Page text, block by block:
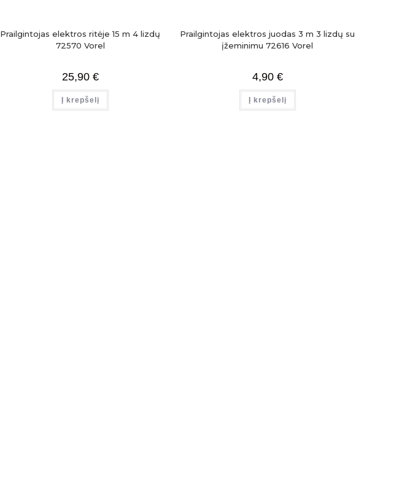
Prailgintojas elektros ritėje 15 m 4 lizdų
72570 Vorel
25,90 €
Į krepšelį
Prailgintojas elektros juodas 3 m 3 lizdų su
įžeminimu 72616 Vorel
4,90 €
Į krepšelį